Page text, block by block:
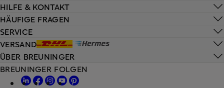
HILFE & KONTAKT
HÄUFIGE FRAGEN
SERVICE
VERSAND
ÜBER BREUNINGER
BREUNINGER FOLGEN